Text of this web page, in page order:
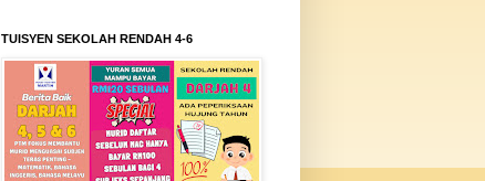
TUISYEN SEKOLAH RENDAH 4-6